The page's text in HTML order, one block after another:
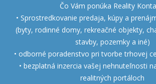
Čo Vám ponúka Reality
• Sprostredkovanie predaja, kúpy a
(byty, rodinné domy, rekreačné objekty,
stavby, pozemky a iné)
• odborné poradenstvo pri tvorbe trhovej
• bezplatná inzercia vašej nehnuteľnosti
realitných portáloch